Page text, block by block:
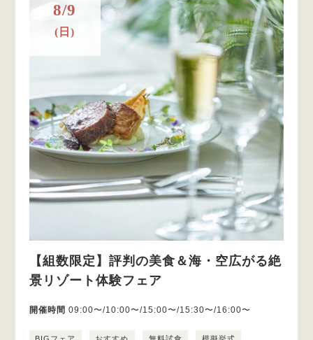
8/9
(日)
【組数限定】評判の美食＆海・空広がる絶
景リゾート体験フェア
開催時間 09:00〜/10:00〜/15:00〜/15:30〜/16:00〜